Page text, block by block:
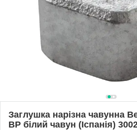
Заглушка нарізна чавунна
ВР білий чавун (Іспанія)